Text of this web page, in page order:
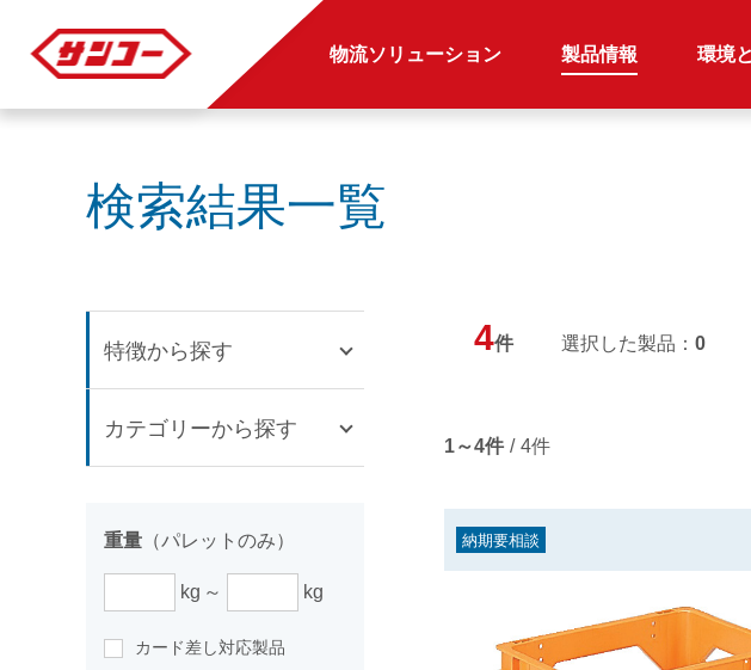
物流ソリューション 製品情報 環境
検索結果一覧
特徴から探す
カテゴリーから探す
重量 （パレットのみ）
kg kg
カード差し対応製品
4件 選択した製品： 0
1～4件 / 4件
納期要相談